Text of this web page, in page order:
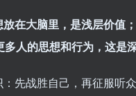
放在大脑里，是浅层价值
多人的思想和行为，这是
：先战胜自己，再征服听众